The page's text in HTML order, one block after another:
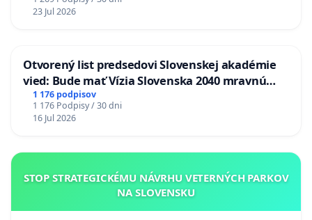
23 Jul 2026
Otvorený list predsedovi Slovenskej akadémie
vied: Bude mať Vízia Slovenska 2040 mravnú
chrbticu?
1 176 podpisov
1 176 Podpisy / 30 dni
16 Jul 2026
STOP STRATEGICKÉMU NÁVRHU VETERNÝCH PARKOV
NA SLOVENSKU